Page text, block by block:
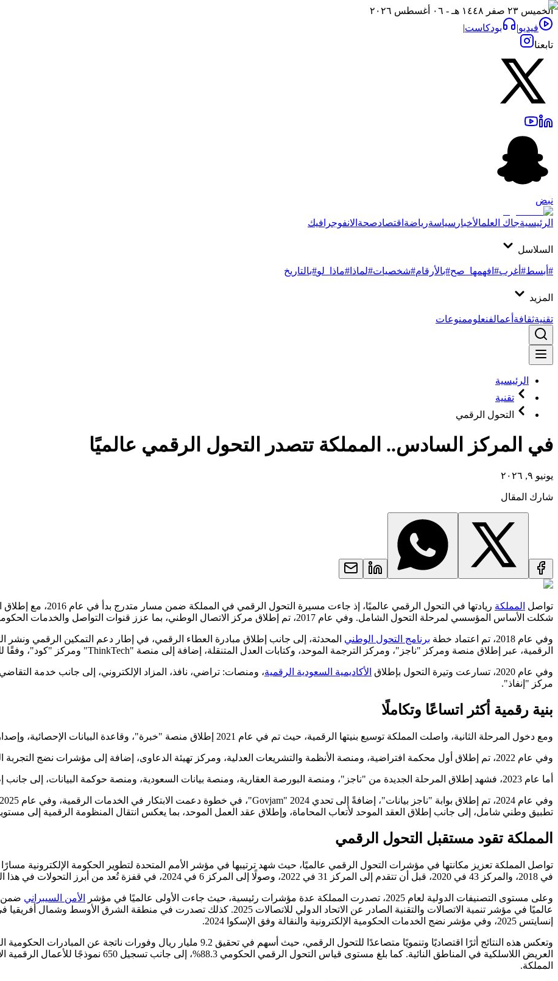
الخميس ٢٣ صفر ١٤٤٨ هـ - ٠٦ أغسطس ٢٠٢٦
فيديو| بودكاست|
تابعنا
نبض
الرئيسيةجاك العلمالأخبار سياسةرياضة اقتصادصحة الانفوجرافيك
السلاسل
#أبسط#أغرب#افهمها_صح#بالأرقام#شخصيات#لماذا #ماذا_لو#بالتاريخ
المزيد
تقنيةثقافة أعمالفنعلوممنوعات
الرئيسية
تقنية
التحول الرقمي
في المركز السادس.. المملكة تتصدر التحول الرقمي عالميًا
يونيو ٩, ٢٠٢٦
شارك المقال
تواصل المملكة
ريادتها في التحول الرقمي
شكلت الأساس المؤسسي لمرحلة التحول الشامل. وفي عام 2017، تم إطلاق مركز الاتصال الوطني، بما عزز قنوات التواصل والخدمات الحكومية.
وفي عام 2018، تم اعتماد خطة برنامج التحول الوطني
الرقمية، عبر إطلاق منصة ومركز "ناجز"، ومركز الترجمة الموحد، وكتابات العدل المتنقلة، إضافة إلى منصة "ThinkTech" ومركز "كود"، وفقًا للتقرير السنوي لبرنامج التحول الوطني 2025.
وفي عام 2020، تسارعت وتيرة التحول بإطلاق الأكاديمية السعودية الرقمية، ومنصات: تراضي، نافذ، المزاد الإلكتروني، إلى جانب خدمة التقاضي
مركز "إنفاذ".
بنية رقمية أكثر اتساعًا وتكاملًا
ومع دخول المرحلة الثانية، واصلت المملكة توسيع بنيتها الرقمية، حيث تم في عام 2021 إطلاق منصة "خبرة"، وقاعدة البيانات الإحصائية، وإصدار نظام التكاليف القضائية، إلى جانب سياسة الحكومة الرقمية.
وفي عام 2022، تم إطلاق أول محكمة افتراضية، ومنصة الأنظمة والتشريعات العدلية، ومركز تهيئة الدعاوى، إضافة إلى مؤشرات نضج التجربة الرقمية وقياس التحول الرقمي، بما عزز أدوات التقييم والمتابعة.
أما عام 2023، فشهد إطلاق المرحلة الجديدة من "ناجز"، ومنصة البورصة العقارية، ومنصة بيانات السعودية، ومنصة حوكمة البيانات، إلى جانب إطلاق أول مؤشر بيانات وطني.
وفي عام 2024، تم إطلاق بوابة "ناجز بيانات"، إضافةً إلى تحدي Govjam" 2024"، في خطوة دعمت الابتكار في الخدمات الرقمية، وفي عام 2025، بلغ التطور مرحلة أكثر تكاملًا، مع تحول تطبيق "
تطبيق وطني شامل، إلى جانب إطلاق العقد الموحد لأتعاب المحاماة، وإطلاق عقد العمل الموحد، بما يعكس انتقال المنظومة الرقمية إلى
المملكة تقود مستقبل التحول الرقمي
في 2018، والمركز 43 في 2020، قبل أن تتقدم إلى المركز 31 في 2022، وصولًا إلى المركز 6 في 2024، في قفزة تُعد من أبرز التحولات في هذا المؤشر عالميًا.
وعلى مستوى التصنيفات الدولية لعام 2025، تصدرت المملكة عدة مؤشرات رئيسية، حيث جاءت الأولى عالميًا في مؤشر الأمن السيبراني
عالميًا في مؤشر تنمية الاتصالات والتقنية الصادر عن الاتحاد الدولي للاتصالات 2025. كذلك
إنسايتس 2025، وفي مؤشر نضج الخدمات الحكومية الإلكترونية والنقالة وفق الإسكوا 2024.
العريض اللاسلكية في المناطق النائية. كما بلغ مستوى
المملكة.